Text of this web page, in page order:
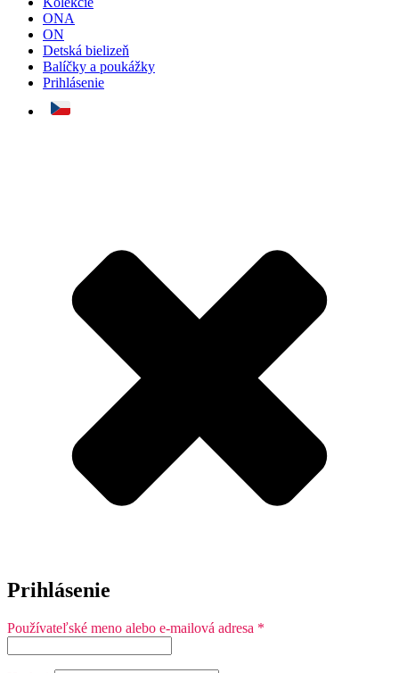
ONA
ON
Detská bielizeň
Balíčky a poukážky
Prihlásenie
Prihlásenie
Používateľské meno alebo e-mailová adresa *